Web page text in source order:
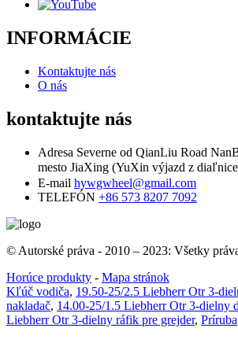
INFORMÁCIE
Kontaktujte nás
O nás
kontaktujte nás
Adresa Severne od QianLiu Road
mesto JiaXing (YuXin výjazd z diaľnice
E-mail hywgwheel@gmail.com
TELEFÓN +86 573 8207 7092
© Autorské práva - 2010 – 2023: Všetky
Horúce produkty - Mapa stránok
Kľúč vodiča, 19.50-25/2.5 Liebherr Otr 3-
nakladač, 14.00-25/1.5 Liebherr Otr 3-dielny
Liebherr Otr 3-dielny ráfik pre grejder, Príruba